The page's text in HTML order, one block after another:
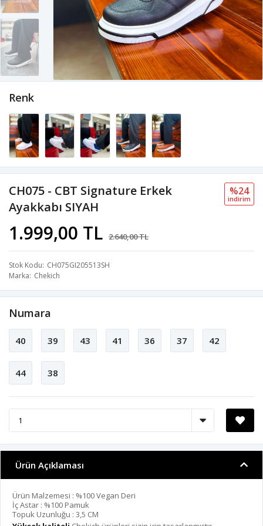
CH075 - CBT Signature Erkek
Ayakkabı SIYAH
1.999,00 TL 2.640,00 TL
%24
i̇ndi̇ri̇m
Stok Kodu CH075GI205513SH
Marka Chekich
Renk
Numara
40 39 43 41 36 37 42
44 38
Ürün Açıklaması
Ürün Malzemesi : %100 Vegan Deri
İç Astar : %100 Pamuk
Topuk Uzunluğu : 3,5 CM